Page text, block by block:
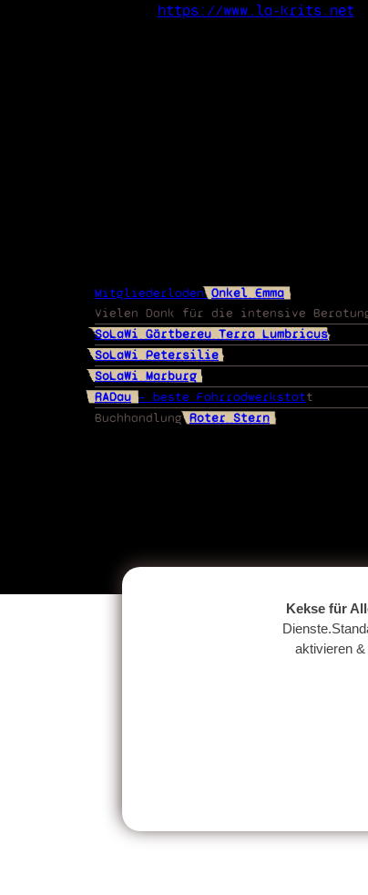
https://www.la-krits.net
Mitgliederladen Onkel Emma
Vielen Dank für die intensive
SoLaWi Gärtbereu Terra Lumbricus
SoLaWi Petersilie
SoLaWi Marburg
RADau – beste Fahrradwerkstatt
Buchhandlung Roter Stern
Kekse für
aktivieren